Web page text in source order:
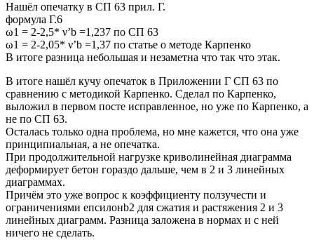
Нашёл опечатку в СП 63 прил. Г.
формула Г.6
ω1 = 2-2,5* ν’b =1,237 по СП 63
ω1 = 2-2,05* ν’b =1,37 по статье о методе Карпенко
В итоге разница небольшая и незаметна что так что этак.
В итоге нашёл кучу опечаток в Приложении Г СП 63 по
сравнению с методикой Карпенко. Сделал по Карпенко,
выложил в первом посте исправленное, но уже по Карпенко, а
не по СП 63.
Осталась только одна проблема, но мне кажется, что она уже
принципиальная, а не опечатка.
При продолжительной нагрузке криволинейная диаграмма
деформирует бетон гораздо дальше, чем в 2 и 3 линейных
диаграммах.
Причём это уже вопрос к коэффициенту ползучести и
ограничениями епсилонb2 для сжатия и растяжения 2 и 3
линейных диаграмм. Разница заложена в нормах и с ней
ничего не сделать.